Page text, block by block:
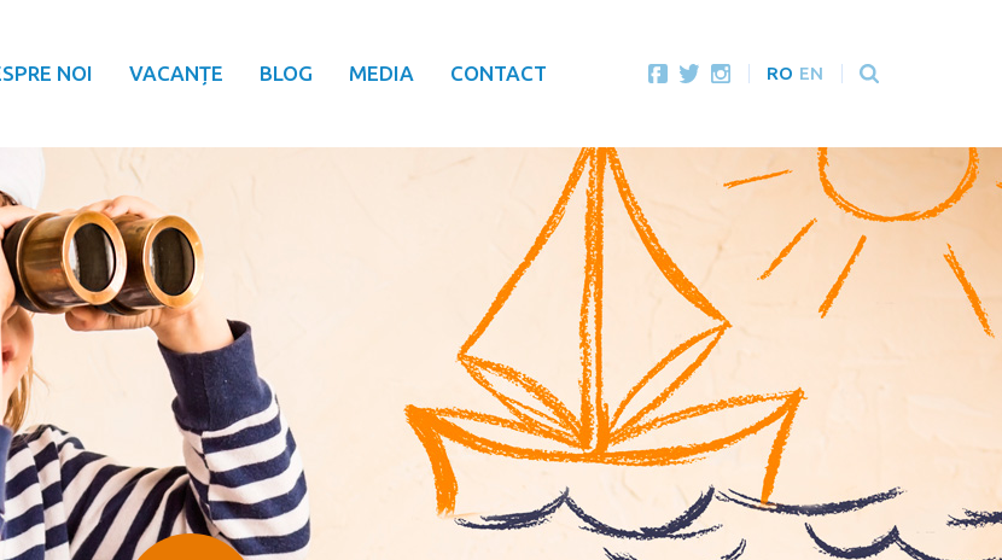
NOI VACANȚE BLOG MEDIA CONTACT RO EN